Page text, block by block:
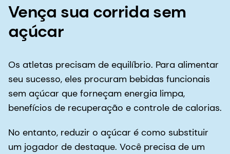
Vença sua corrida sem
açúcar
Os atletas precisam de equilíbrio. Para alimentar
seu sucesso, eles procuram bebidas funcionais
sem açúcar que forneçam energia limpa,
benefícios de recuperação e controle de calorias.
No entanto, reduzir o açúcar é como substituir
um jogador de destaque. Você precisa de um